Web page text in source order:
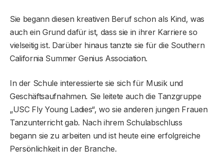
Sie begann diesen kreativen Beruf schon als Kind, was
auch ein Grund dafür ist, dass sie in ihrer Karriere so
vielseitig ist. Darüber hinaus tanzte sie für die Southern
California Summer Genius Association.
In der Schule interessierte sie sich für Musik und
Geschäftsaufnahmen. Sie leitete auch die Tanzgruppe
„USC Fly Young Ladies“, wo sie anderen jungen Frauen
Tanzunterricht gab. Nach ihrem Schulabschluss
begann sie zu arbeiten und ist heute eine erfolgreiche
Persönlichkeit in der Branche.